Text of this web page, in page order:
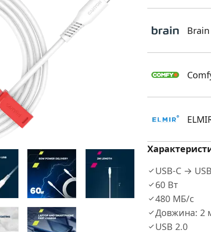
USB-C →
60 Вт
480 МБ/с
Довжина: 2
USB 2.0
Brain